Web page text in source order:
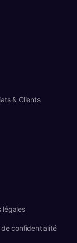
& Clients
légales
de confidentialité